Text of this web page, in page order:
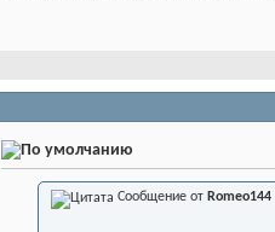
Сообщение от Romeo144